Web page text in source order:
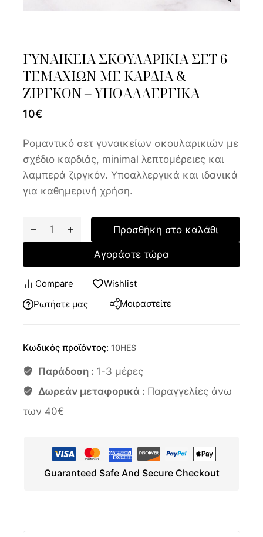
ΓΥΝΑΙΚΕΙΑ ΣΚΟΥΛΑΡΙΚΙΑ ΣΕΤ 6
ΤΕΜΑΧΙΩΝ ΜΕ ΚΑΡΔΙΑ &
ΖΙΡΓΚΟΝ – ΥΠΟΑΛΛΕΡΓΙΚΑ
10€
Ρομαντικό σετ γυναικείων σκουλαρικιών με
σχέδιο καρδιάς, minimal λεπτομέρειες και
λαμπερά ζιργκόν. Υποαλλεργικά και ιδανικά
για καθημερινή χρήση.
Προσθήκη στο καλάθι
Αγοράστε τώρα
Compare
Wishlist
Ρωτήστε μας
Μοιραστείτε
Κωδικός προϊόντος: 10HES
Παράδοση : 1-3 μέρες
Δωρεάν μεταφορικά : Παραγγελίες άνω
των 40€
Guaranteed Safe And Secure Checkout